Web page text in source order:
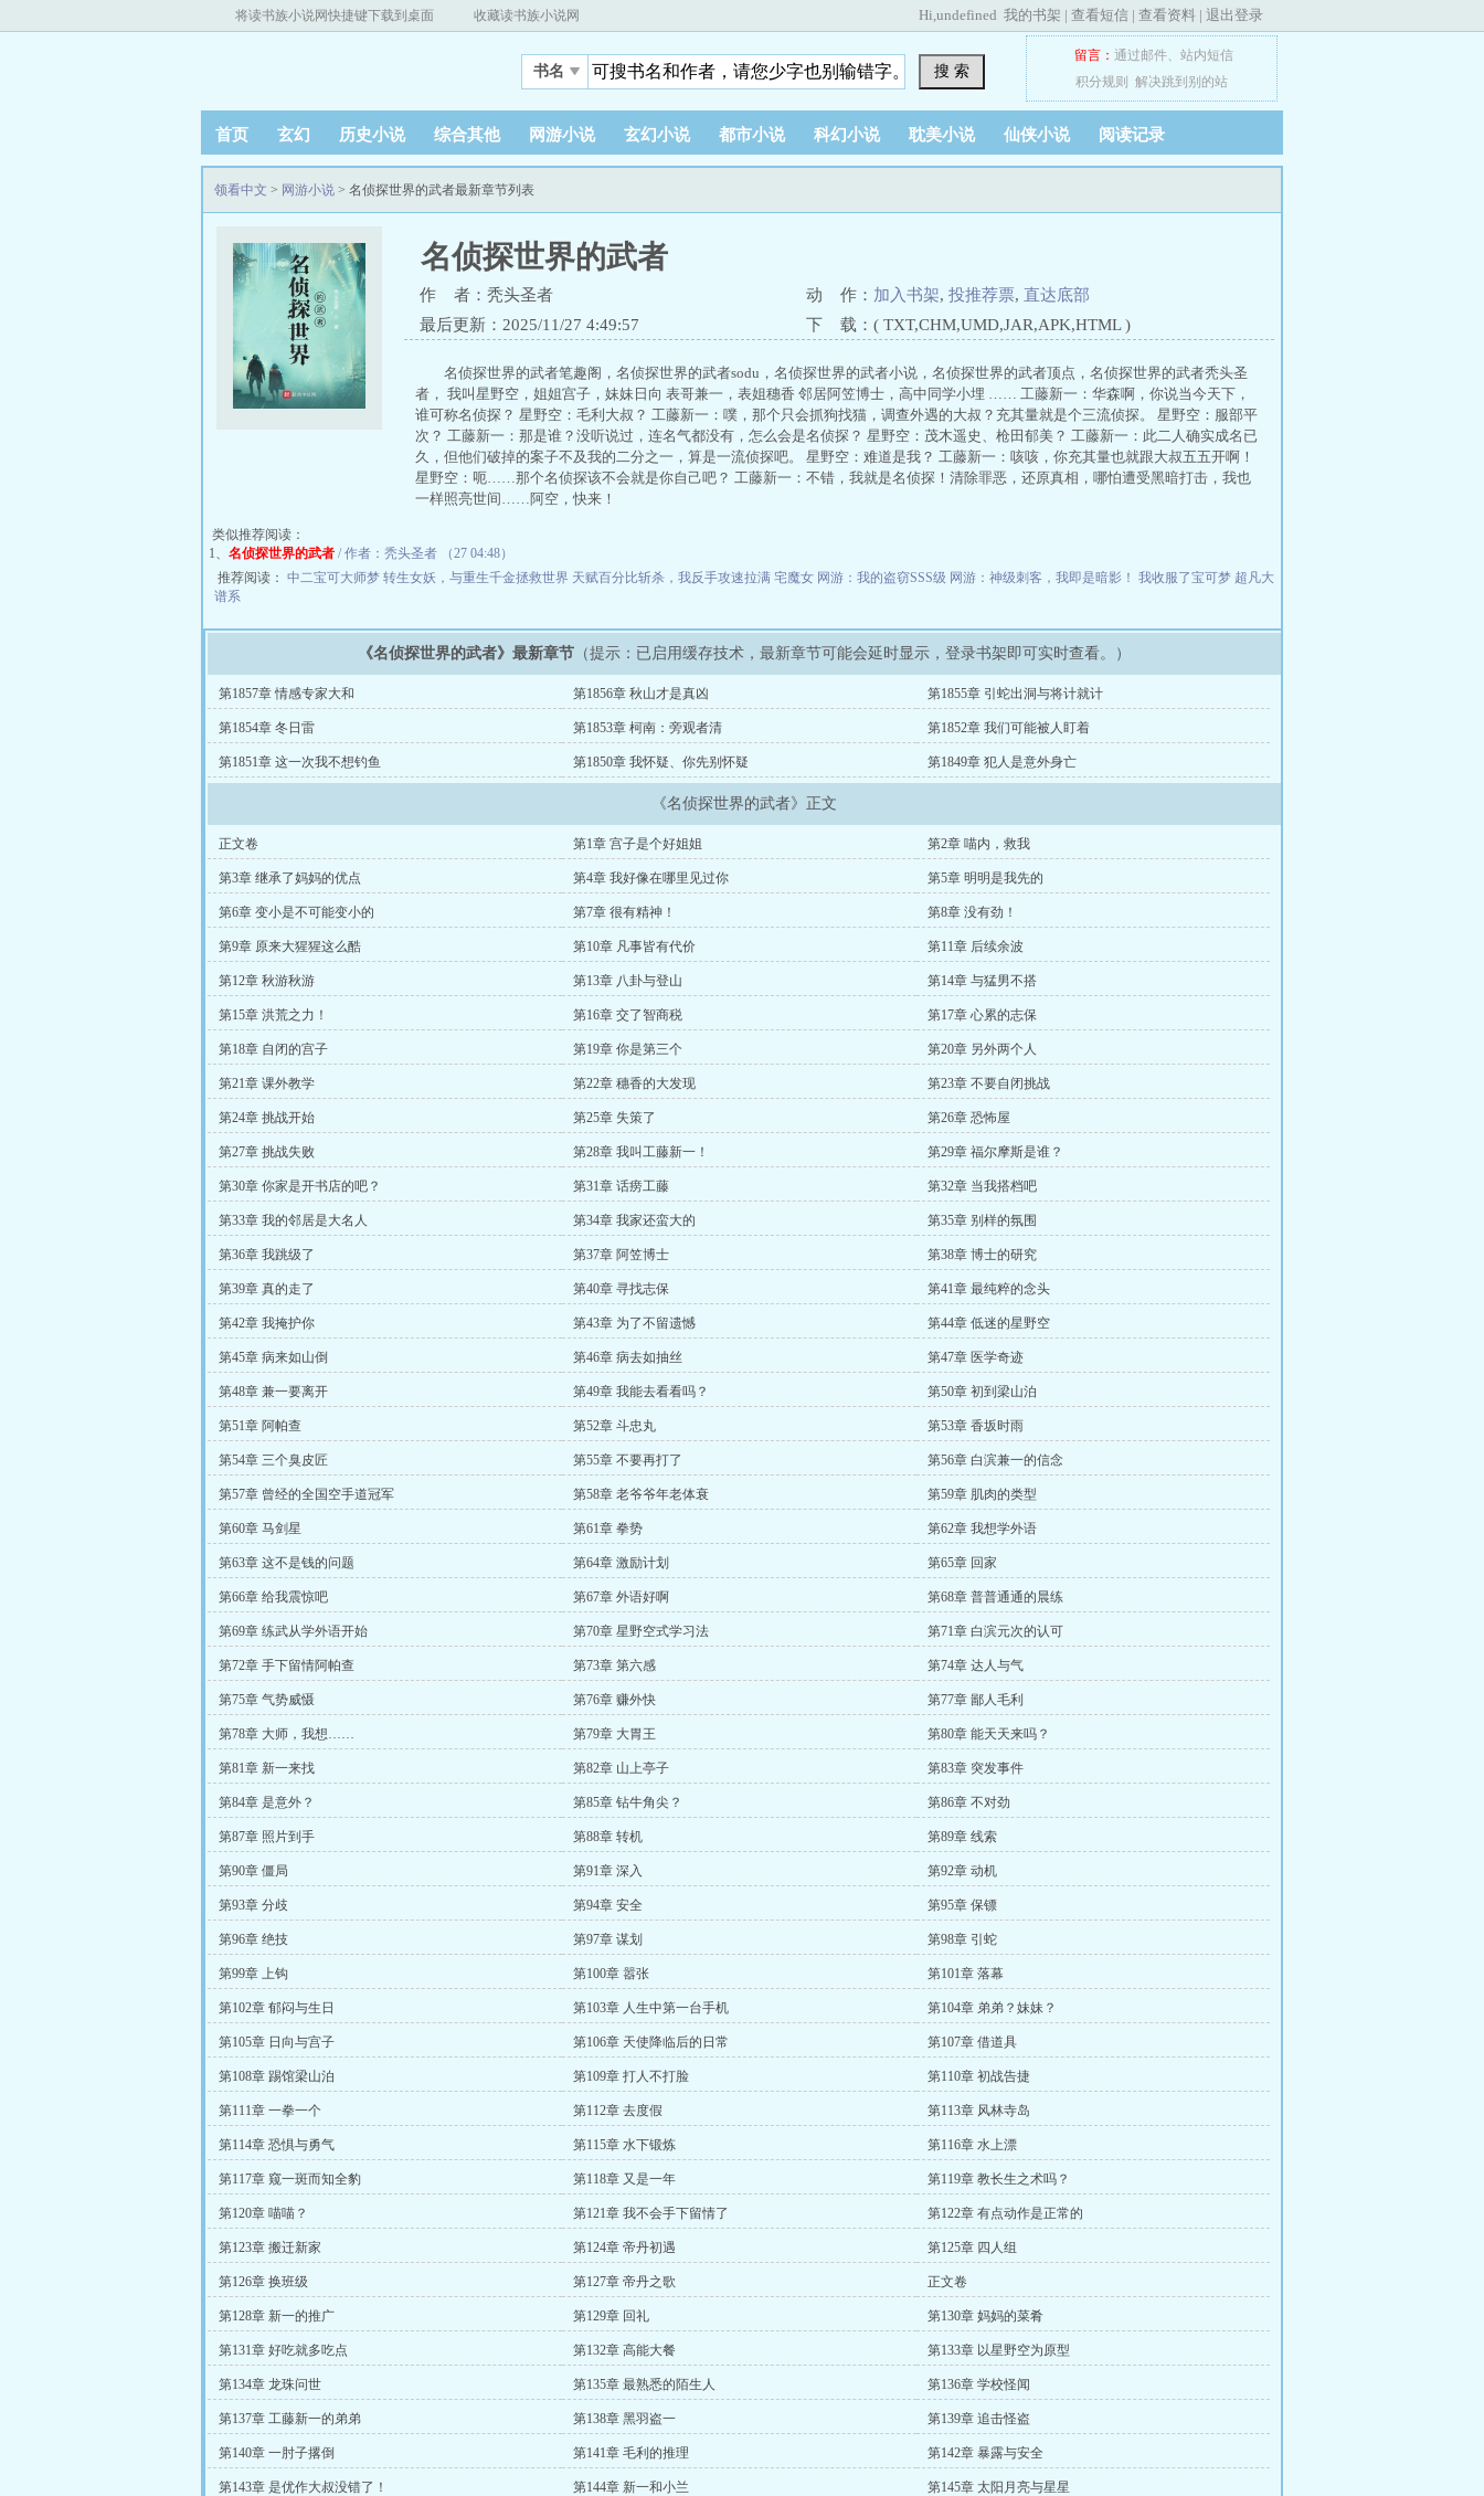
将读书族小说网快捷键下载到桌面 收藏读书族小说网 Hi,undefined 我的书架 | 查看短信 | 查看资料 | 退出登录
书名 搜 索
留言： 通过邮件、 站内短信
积分规则
解决跳到别的站
首页 玄幻 历史小说 综合其他 网游小说 玄幻小说 都市小说 科幻小说 耽美小说 仙侠小说 阅读记录
领看中文 > 网游小说 > 名侦探世界的武者最新章节列表
名侦探世界的武者
作 者：秃头圣者 动 作： 加入书架, 投推荐票, 直达底部
最后更新：2025/11/27 4:49:57
下 载：( TXT,CHM,UMD,JAR,APK,HTML )
名侦探世界的武者笔趣阁，名侦探世界的武者sodu，名侦探世界的武者小说，名侦探世界的武者顶点，名侦探世界的武者秃头圣
者， 我叫星野空，姐姐宫子，妹妹日向 表哥兼一，表姐穗香 邻居阿笠博士，高中同学小埋 …… 工藤新一：华森啊，你说当今天下，
谁可称名侦探？ 星野空：毛利大叔？ 工藤新一：噗，那个只会抓狗找猫，调查外遇的大叔？充其量就是个三流侦探。 星野空：服部平
次？ 工藤新一：那是谁？没听说过，连名气都没有，怎么会是名侦探？ 星野空：茂木遥史、枪田郁美？ 工藤新一：此二人确实成名已
久，但他们破掉的案子不及我的二分之一，算是一流侦探吧。 星野空：难道是我？ 工藤新一：咳咳，你充其量也就跟大叔五五开啊！
星野空：呃……那个名侦探该不会就是你自己吧？ 工藤新一：不错，我就是名侦探！清除罪恶，还原真相，哪怕遭受黑暗打击，我也
一样照亮世间……阿空，快来！
类似推荐阅读：
1、 名侦探世界的武者 / 作者：秃头圣者 （27 04:48）
推荐阅读： 中二宝可大师梦 转生女妖，与重生千金拯救世界 天赋百分比斩杀，我反手攻速拉满 宅魔女 网游：我的盗窃SSS级 网游：神级刺客，我即是暗影！ 我收服了宝可梦 超凡大
谱系
《名侦探世界的武者》最新章节 （提示：已启用缓存技术，最新章节可能会延时显示，登录书架即可实时查看。）
第1857章 情感专家大和 第1856章 秋山才是真凶 第1855章 引蛇出洞与将计就计
第1854章 冬日雷 第1853章 柯南：旁观者清 第1852章 我们可能被人盯着
第1851章 这一次我不想钓鱼 第1850章 我怀疑、你先别怀疑 第1849章 犯人是意外身亡
《名侦探世界的武者》正文
正文卷 第1章 宫子是个好姐姐 第2章 喵内，救我
第3章 继承了妈妈的优点 第4章 我好像在哪里见过你 第5章 明明是我先的
第6章 变小是不可能变小的 第7章 很有精神！ 第8章 没有劲！
第9章 原来大猩猩这么酷 第10章 凡事皆有代价 第11章 后续余波
第12章 秋游秋游 第13章 八卦与登山 第14章 与猛男不搭
第15章 洪荒之力！ 第16章 交了智商税 第17章 心累的志保
第18章 自闭的宫子 第19章 你是第三个 第20章 另外两个人
第21章 课外教学 第22章 穗香的大发现 第23章 不要自闭挑战
第24章 挑战开始 第25章 失策了 第26章 恐怖屋
第27章 挑战失败 第28章 我叫工藤新一！ 第29章 福尔摩斯是谁？
第30章 你家是开书店的吧？ 第31章 话痨工藤 第32章 当我搭档吧
第33章 我的邻居是大名人 第34章 我家还蛮大的 第35章 别样的氛围
第36章 我跳级了 第37章 阿笠博士 第38章 博士的研究
第39章 真的走了 第40章 寻找志保 第41章 最纯粹的念头
第42章 我掩护你 第43章 为了不留遗憾 第44章 低迷的星野空
第45章 病来如山倒 第46章 病去如抽丝 第47章 医学奇迹
第48章 兼一要离开 第49章 我能去看看吗？ 第50章 初到梁山泊
第51章 阿帕查 第52章 斗忠丸 第53章 香坂时雨
第54章 三个臭皮匠 第55章 不要再打了 第56章 白滨兼一的信念
第57章 曾经的全国空手道冠军 第58章 老爷爷年老体衰 第59章 肌肉的类型
第60章 马剑星 第61章 拳势 第62章 我想学外语
第63章 这不是钱的问题 第64章 激励计划 第65章 回家
第66章 给我震惊吧 第67章 外语好啊 第68章 普普通通的晨练
第69章 练武从学外语开始 第70章 星野空式学习法 第71章 白滨元次的认可
第72章 手下留情阿帕查 第73章 第六感 第74章 达人与气
第75章 气势威慑 第76章 赚外快 第77章 鄙人毛利
第78章 大师，我想…… 第79章 大胃王 第80章 能天天来吗？
第81章 新一来找 第82章 山上亭子 第83章 突发事件
第84章 是意外？ 第85章 钻牛角尖？ 第86章 不对劲
第87章 照片到手 第88章 转机 第89章 线索
第90章 僵局 第91章 深入 第92章 动机
第93章 分歧 第94章 安全 第95章 保镖
第96章 绝技 第97章 谋划 第98章 引蛇
第99章 上钩 第100章 嚣张 第101章 落幕
第102章 郁闷与生日 第103章 人生中第一台手机 第104章 弟弟？妹妹？
第105章 日向与宫子 第106章 天使降临后的日常 第107章 借道具
第108章 踢馆梁山泊 第109章 打人不打脸 第110章 初战告捷
第111章 一拳一个 第112章 去度假 第113章 风林寺岛
第114章 恐惧与勇气 第115章 水下锻炼 第116章 水上漂
第117章 窥一斑而知全豹 第118章 又是一年 第119章 教长生之术吗？
第120章 喵喵？ 第121章 我不会手下留情了 第122章 有点动作是正常的
第123章 搬迁新家 第124章 帝丹初遇 第125章 四人组
第126章 换班级 第127章 帝丹之歌 正文卷
第128章 新一的推广 第129章 回礼 第130章 妈妈的菜肴
第131章 好吃就多吃点 第132章 高能大餐 第133章 以星野空为原型
第134章 龙珠问世 第135章 最熟悉的陌生人 第136章 学校怪闻
第137章 工藤新一的弟弟 第138章 黑羽盗一 第139章 追击怪盗
第140章 一肘子撂倒 第141章 毛利的推理 第142章 暴露与安全
第143章 是优作大叔没错了！ 第144章 新一和小兰 第145章 太阳月亮与星星